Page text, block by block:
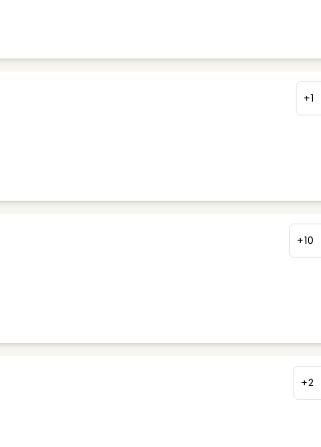
+1
+10
+2